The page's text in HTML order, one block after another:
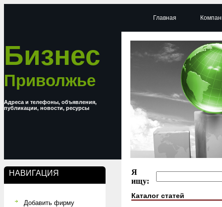
Бизнес
Приволжье
Адреса и телефоны, объявления,
публикации, новости, ресурсы
НАВИГАЦИЯ
Добавить фирму
Главная
Я
ищу:
Каталог статей